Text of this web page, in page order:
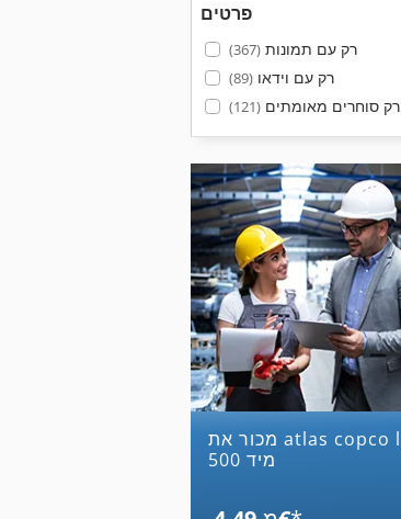
פרטים
רק עם תמונות(367)
רק עם וידאו(89)
רק סוחרים מאומתים(121)
מכור את atlas copco lg
500 מיד